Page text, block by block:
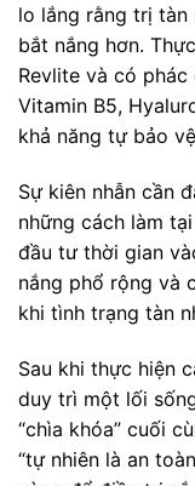
lo lắng rằng trị tàn
bắt nắng hơn.
Revlite và có
Vitamin B5,
khả năng tự bảo
Sự kiên nhẫn cần
những cách làm
đầu tư thời gian
nắng phổ rộng và
khi tình trạng tàn
Sau khi thực hiện
duy trì một lối
“chìa khóa” cuối
“tự nhiên là an